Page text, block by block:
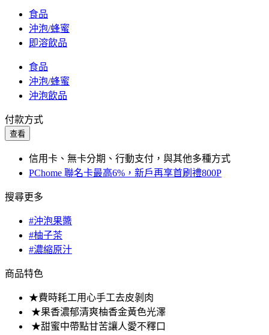
食品
沖泡/蜂蜜
即溶飲品
食品
沖泡/蜂蜜
沖泡飲品
付款方式
查看
信用卡、無卡分期、行動支付，與其他多種方式
PChome 聯名卡最高6%，新戶再享首刷禮800P
搜尋更多
#沖泡果醬
#柚子茶
#濃縮原汁
商品特色
★費時耗工用心手工去皮剝肉
★果香濃郁清爽柚香金黃色光澤
★甜蜜中帶點甘苦讓人愛不釋口